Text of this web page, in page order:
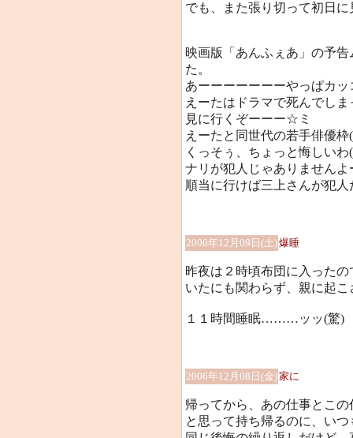
でも、また張り切って初日
映画版「あんふぇあ」の予
た。
あーーーーーーーやっぱカ
えーたはドラマで死んでし
見に行くぞーーー☆ミ
えーたと同世代の若手俳優
くっそぅ、ちょっと悔しいわ
ナリが犯人じゃありませんよ
順当に行けば三上さんが犯
2006年12月09日(土)爆睡
昨夜は２時頃布団に入った
いたにも関わらず、親に起
１１時間睡眠………ッッ(驚)
2006年12月08日(金)家に
帰ってから、あの仕事とこ
と思って持ち帰るのに、い